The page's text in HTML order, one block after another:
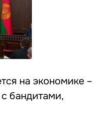
на экономике –
бандитами,